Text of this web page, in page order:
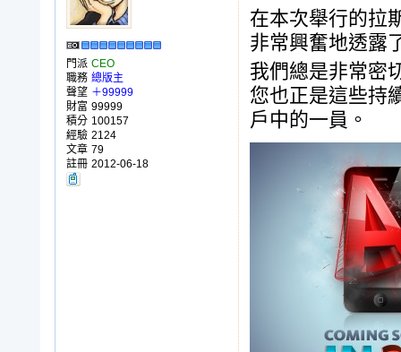
門派 CEO
職務 總版主
聲望 ＋99999
財富 99999
積分 100157
經驗 2124
文章 79
註冊 2012-06-18
在本次舉行的拉
非常興奮地透露
我們總是非常密
您也正是這些持
戶中的一員。